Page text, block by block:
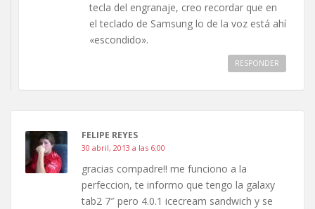
tecla del engranaje, creo recordar que en
el teclado de Samsung lo de la voz está ahí
«escondido».
RESPONDER
FELIPE REYES
30 abril, 2013 a las 6:00
gracias compadre!! me funciono a la
perfeccion, te informo que tengo la galaxy
tab2 7″ pero 4.0.1 icecream sandwich y se